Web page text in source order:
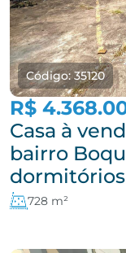
Código: 35120
R$
Casa à
bairro
dormitórios
728 m²